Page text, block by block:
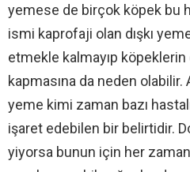
yemese de birçok köpek bu
ismi kaprofaji olan dışkı
etmekle kalmayıp
kapmasına da neden olabilir.
yeme kimi zaman bazı
işaret edebilen bir belirtidir.
yiyorsa bunun için her